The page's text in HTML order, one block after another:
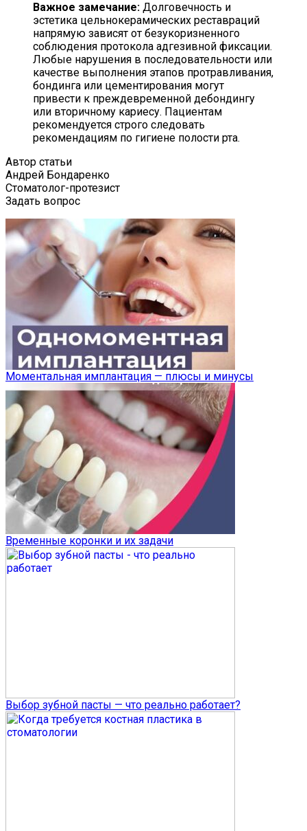
Важное замечание: Долговечность и
эстетика цельнокерамических реставраций
напрямую зависят от безукоризненного
соблюдения протокола адгезивной фиксации.
Любые нарушения в последовательности или
качестве выполнения этапов протравливания,
бондинга или цементирования могут
привести к преждевременной дебондингу
или вторичному кариесу. Пациентам
рекомендуется строго следовать
рекомендациям по гигиене полости рта.
Автор статьи
Андрей Бондаренко
Стоматолог-протезист
Задать вопрос
Моментальная имплантация — плюсы и минусы
Временные коронки и их задачи
Выбор зубной пасты — что реально работает?